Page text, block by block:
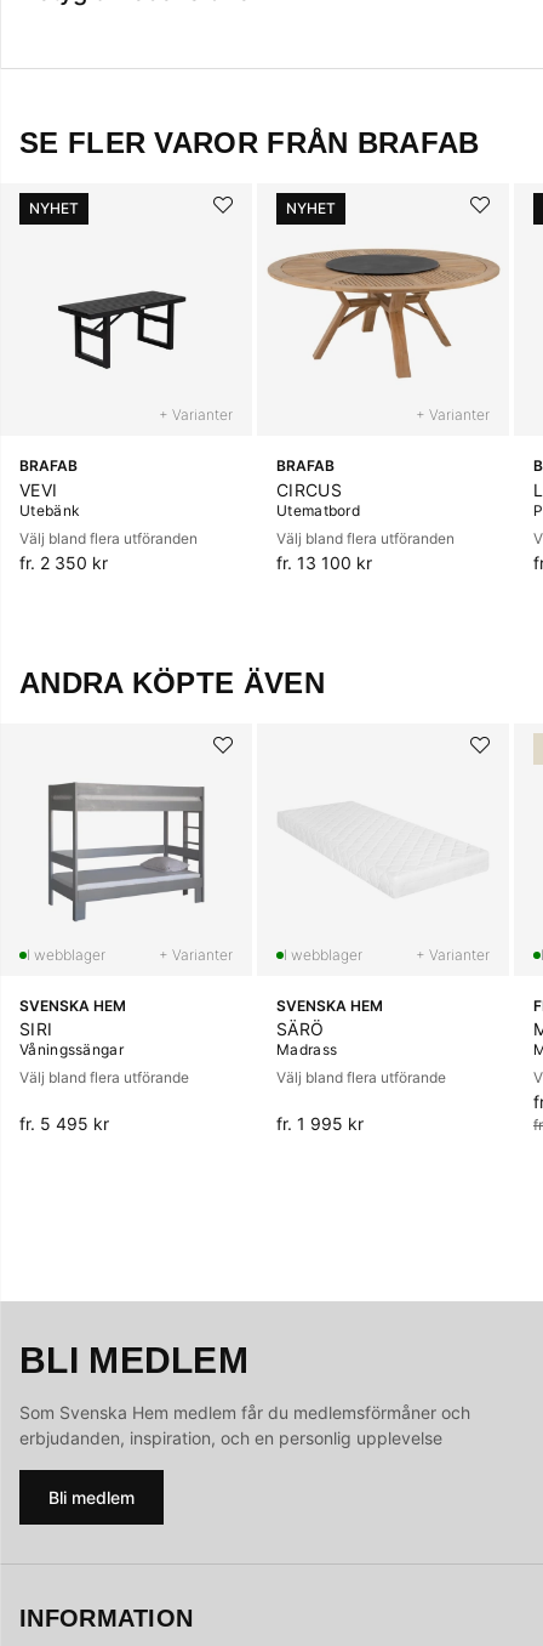
SE FLER VAROR FRÅN BRAFAB
NYHET
+ Varianter
BRAFAB
VEVI
Utebänk
Välj bland flera utföranden
fr. 2 350 kr
NYHET
+ Varianter
BRAFAB
CIRCUS
Utematbord
Välj bland flera utföranden
fr. 13 100 kr
ANDRA KÖPTE ÄVEN
+ Varianter
SVENSKA HEM
SIRI
Våningssängar
Välj bland flera utförande
fr. 5 495 kr
+ Varianter
SVENSKA HEM
SÄRÖ
Madrass
Välj bland flera utförande
fr. 1 995 kr
BLI MEDLEM
Som Svenska Hem medlem får du medlemsförmåner och
erbjudanden, inspiration, och en personlig upplevelse
Bli medlem
INFORMATION